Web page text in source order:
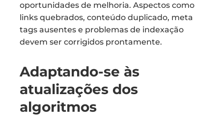
oportunidades de melhoria. Aspectos como
links quebrados, conteúdo duplicado, meta
tags ausentes e problemas de indexação
devem ser corrigidos prontamente.
Adaptando-se às
atualizações dos
algoritmos